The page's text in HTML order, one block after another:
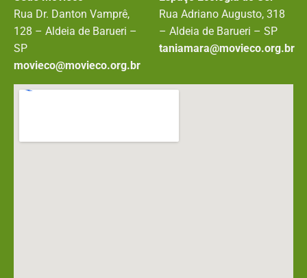
Rua Dr. Danton Vamprê,
128 – Aldeia de Barueri –
SP
movieco@movieco.org.br
Rua Adriano Augusto, 318
– Aldeia de Barueri – SP
taniamara@movieco.org.br